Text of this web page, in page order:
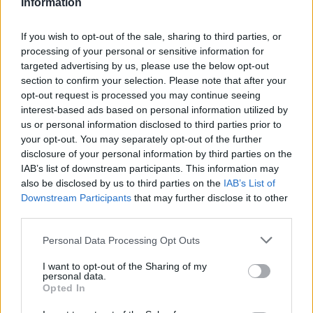
Information
If you wish to opt-out of the sale, sharing to third parties, or
processing of your personal or sensitive information for
targeted advertising by us, please use the below opt-out
section to confirm your selection. Please note that after your
opt-out request is processed you may continue seeing
interest-based ads based on personal information utilized by
us or personal information disclosed to third parties prior to
your opt-out. You may separately opt-out of the further
disclosure of your personal information by third parties on the
IAB’s list of downstream participants. This information may
also be disclosed by us to third parties on the IAB’s List of
Downstream Participants that may further disclose it to other
Please note that this website/app uses one or more Google
not limited to your visit or usage behaviour. You may click to
grant or deny consent to Google and its third-party tags to
use your data for below specified purposes in below Google
consent section.
Personal Data Processing Opt Outs
I want to opt-out of the Sharing of my
personal data.
Opted In
di scena.
AUTORE
Andrea Conforti
Andrea Conforti, 46enne torinese dal look
casual e naturale, è un analista tattico che
trasforma dati e clip in racconti social. Ricorda
quando annotò la rimonta al box stampa dello
Stadio Olimpico Grande Torino: da
quell'appunto nacque la sua linea editoriale,
che propugna spiegazioni visive per il tifoso
critico. Dettaglio unico: una stagione
allenatore under15 al Chieri e ciclista urbano.